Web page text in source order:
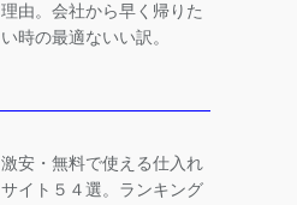
理由。会社から早く帰りた
い時の最適ないい訳。
激安・無料で使える仕入れ
サイト５４選。ランキング